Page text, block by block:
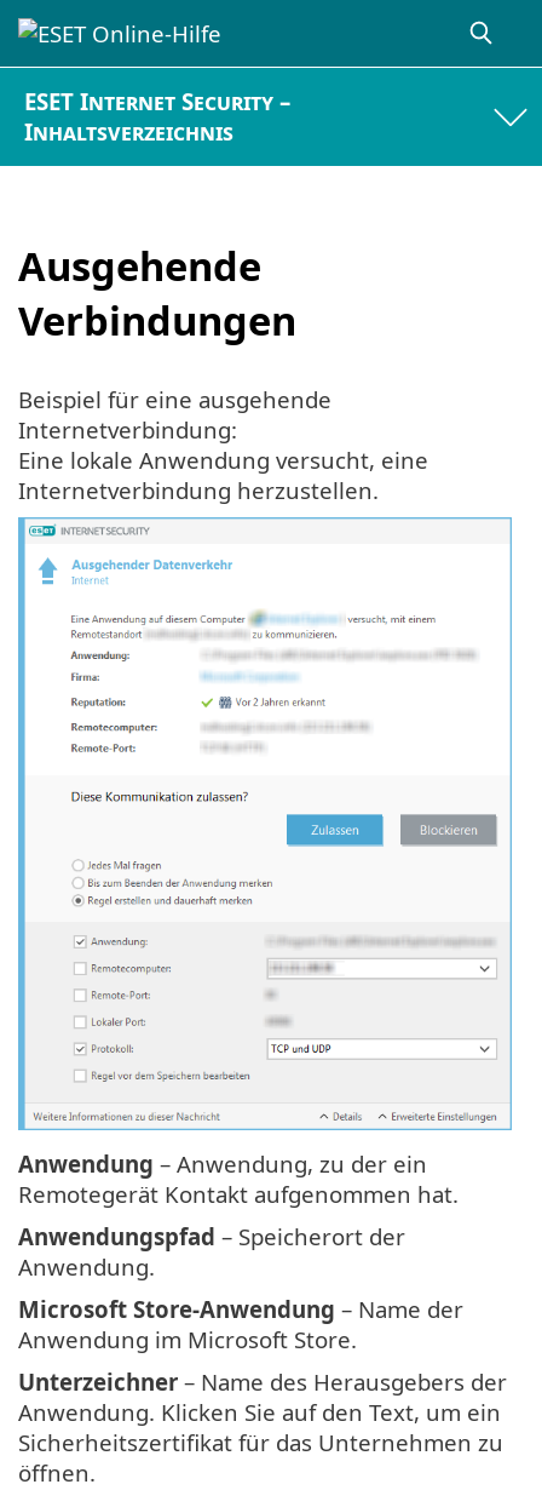
ESET Internet Security –
Inhaltsverzeichnis
Ausgehende
Verbindungen
Beispiel für eine ausgehende
Internetverbindung:
Eine lokale Anwendung versucht, eine
Internetverbindung herzustellen.
Anwendung – Anwendung, zu der ein
Remotegerät Kontakt aufgenommen hat.
Anwendungspfad – Speicherort der
Anwendung.
Microsoft Store-Anwendung – Name der
Anwendung im Microsoft Store.
Unterzeichner – Name des Herausgebers der
Anwendung. Klicken Sie auf den Text, um ein
Sicherheitszertifikat für das Unternehmen zu
öffnen.